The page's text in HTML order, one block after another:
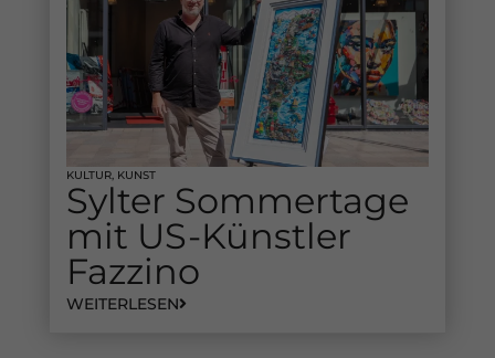
KULTUR, KUNST
Sylter Sommertage
mit US-Künstler
Fazzino
WEITERLESEN